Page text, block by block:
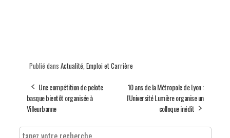
Publié dans Actualité Emploi et Carrière
Une compétition de pelote
basque bientôt organisée à
Villeurbanne
10 ans de la Métropole de Lyon :
l'Université Lumière organise un
colloque inédit